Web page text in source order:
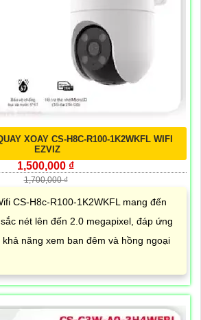
XOAY CS-H8C-R100-1K2WKFL WIFI
EZVIZ
1,500,000 ₫
1,700,000 ₫
CS-H8c-R100-1K2WKFL mang đến
nét lên đến 2.0 megapixel, đáp ứng
năng xem ban đêm và hồng ngoại